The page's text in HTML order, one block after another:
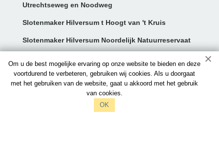
Om u de best mogelijke ervaring op onze website te bieden en deze
voortdurend te verbeteren, gebruiken wij cookies. Als u doorgaat
met het gebruiken van de website, gaat u akkoord met het gebruik
van cookies.
OK
Utrechtseweg en Noodweg
Slotenmaker Hilversum t Hoogt van 't Kruis
Slotenmaker Hilversum Noordelijk Natuurreservaat
Contact:
info@hilversumslotenmakers.nl